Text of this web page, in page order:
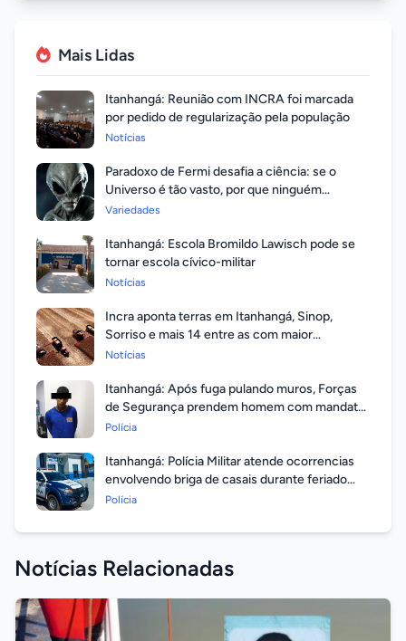
Mais Lidas
Itanhangá: Reunião com INCRA foi marcada
por pedido de regularização pela população
Notícias
Paradoxo de Fermi desafia a ciência: se o
Universo é tão vasto, por que ninguém
respondeu?
Variedades
Itanhangá: Escola Bromildo Lawisch pode se
tornar escola cívico-militar
Notícias
Incra aponta terras em Itanhangá, Sinop,
Sorriso e mais 14 entre as com maior
valorização
Notícias
Itanhangá: Após fuga pulando muros, Forças
de Segurança prendem homem com mandato
em aberto por homicídio
Polícia
Itanhangá: Polícia Militar atende ocorrencias
envolvendo briga de casais durante feriado
prolongado
Polícia
Notícias Relacionadas